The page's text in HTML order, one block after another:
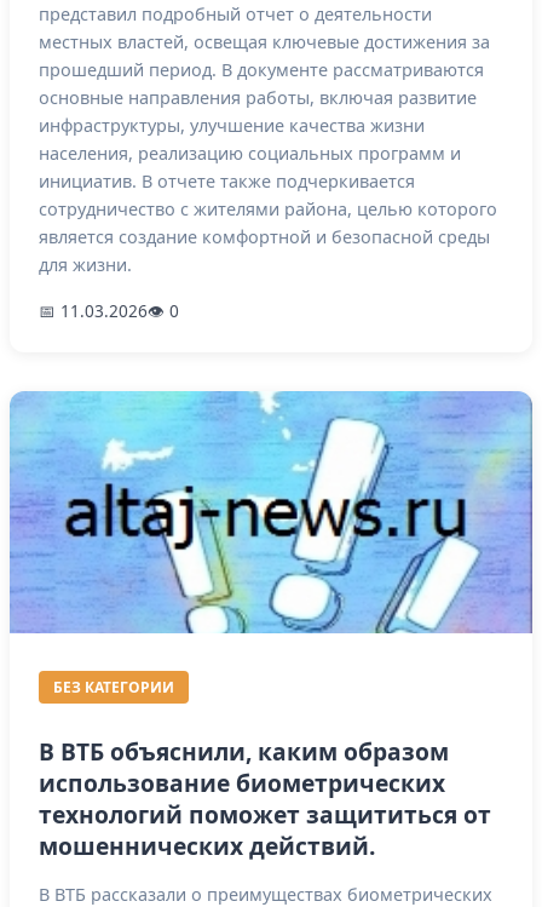
представил подробный отчет о деятельности
местных властей, освещая ключевые достижения за
прошедший период. В документе рассматриваются
основные направления работы, включая развитие
инфраструктуры, улучшение качества жизни
населения, реализацию социальных программ и
инициатив. В отчете также подчеркивается
сотрудничество с жителями района, целью которого
является создание комфортной и безопасной среды
для жизни.
📅 11.03.2026👁 0
БЕЗ КАТЕГОРИИ
В ВТБ объяснили, каким образом
использование биометрических
технологий поможет защититься от
мошеннических действий.
В ВТБ рассказали о преимуществах биометрических